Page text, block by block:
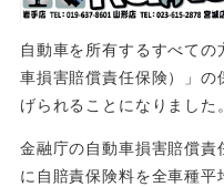
自動車を所有するすべて
車損害賠償責任保険）」
げられることになりました。
金融庁の自動車損害賠償
に自賠責保険料を全車種